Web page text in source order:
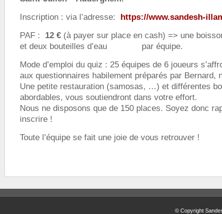
Inscription : via l’adresse:
https://www.sandesh-
PAF : 12 € (à payer sur place en cash) => une
et deux bouteilles d’eau par équipe.
Mode d’emploi du quiz : 25 équipes de 6 joueurs
aux questionnaires habilement préparés par Bernard,
Une petite restauration (samosas, …) et différentes
abordables, vous soutiendront dans votre effort.
Nous ne disposons que de 150 places. Soyez donc
inscrire !
Toute l’équipe se fait une joie de vous retrouver !
© Copyright